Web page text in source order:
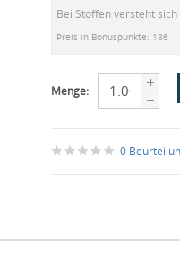
Bei Stoffen versteht
Preis in Bonuspunkte: 186
Menge:
0